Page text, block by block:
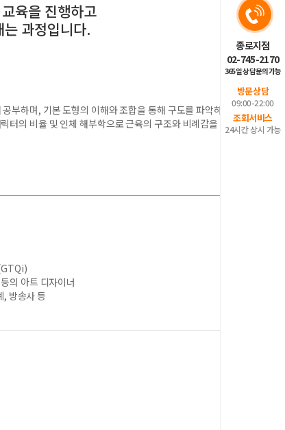
종로지점
02-745-2170
365일 상담문의가능
방문상담
09:00-22:00
조회서비스
24시간 상시 가능
육을 진행하고
과정입니다.
부하며, 기본 도형의 이해와 조합을 통해 구도를 파악하고
터의 비율 및 인체 해부학으로 근육의 구조와 비례감을 익
의 아트 디자이너
방송사 등